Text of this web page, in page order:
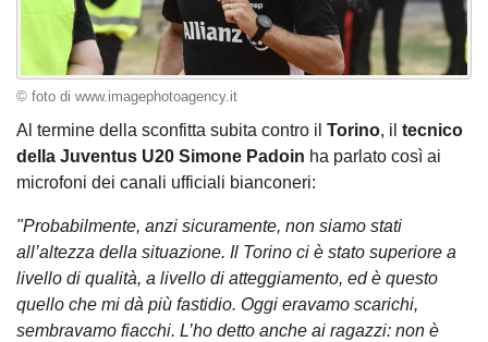
© foto di www.imagephotoagency.it
Al termine della sconfitta subita contro il Torino, il tecnico
della Juventus U20 Simone Padoin ha parlato così ai
microfoni dei canali ufficiali bianconeri:
"Probabilmente, anzi sicuramente, non siamo stati
all’altezza della situazione. Il Torino ci è stato superiore a
livello di qualità, a livello di atteggiamento, ed è questo
quello che mi dà più fastidio. Oggi eravamo scarichi,
sembravamo fiacchi. L’ho detto anche ai ragazzi: non è